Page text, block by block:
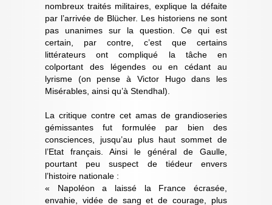
nombreux traités militaires, explique la défaite
par l’arrivée de Blücher. Les historiens ne sont
pas unanimes sur la question. Ce qui est
certain, par contre, c’est que certains
littérateurs ont compliqué la tâche en
colportant des légendes ou en cédant au
lyrisme (on pense à Victor Hugo dans les
Misérables, ainsi qu’à Stendhal).
La critique contre cet amas de grandioseries
gémissantes fut formulée par bien des
consciences, jusqu’au plus haut sommet de
l’Etat français. Ainsi le général de Gaulle,
pourtant peu suspect de tiédeur envers
l’histoire nationale :
« Napoléon a laissé la France écrasée,
envahie, vidée de sang et de courage, plus